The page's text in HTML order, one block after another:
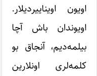
اویون اویناییردیلار.
اویوندان باش آچا
بیلمه‌دیم، آنجاق بو
کلمه‌لری اونلارین